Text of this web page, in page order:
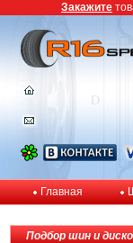
Главная
Подбор шин и
Закажите